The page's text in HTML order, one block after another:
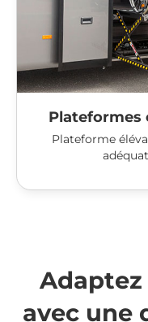
Plateformes
Plateforme
avec une